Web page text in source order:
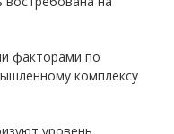
факторами по
комплексу